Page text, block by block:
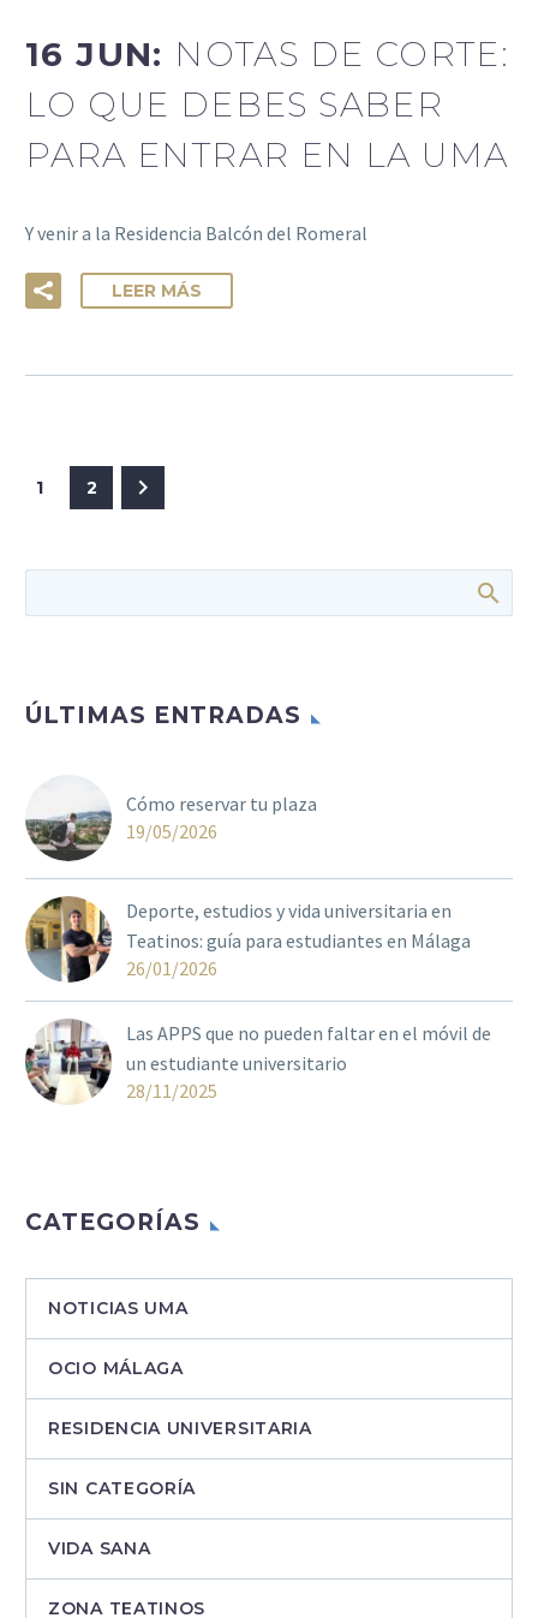
16 JUN: NOTAS DE CORTE:
LO QUE DEBES SABER
PARA ENTRAR EN LA UMA
Y venir a la Residencia Balcón del Romeral
LEER MÁS
1 2
ÚLTIMAS ENTRADAS
Cómo reservar tu plaza
19/05/2026
Deporte, estudios y vida universitaria en
Teatinos: guía para estudiantes en Málaga
26/01/2026
Las APPS que no pueden faltar en el móvil de
un estudiante universitario
28/11/2025
CATEGORÍAS
NOTICIAS UMA
OCIO MÁLAGA
RESIDENCIA UNIVERSITARIA
SIN CATEGORÍA
VIDA SANA
ZONA TEATINOS